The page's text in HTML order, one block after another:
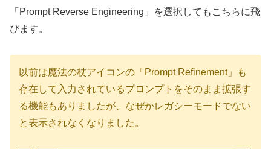
「Prompt Reverse Engineering」を選択してもこちらに飛
びます。
以前は魔法の杖アイコンの「Prompt Refinement」も
存在して入力されているプロンプトをそのまま拡張す
る機能もありましたが、なぜかレガシーモードでない
と表示されなくなりました。